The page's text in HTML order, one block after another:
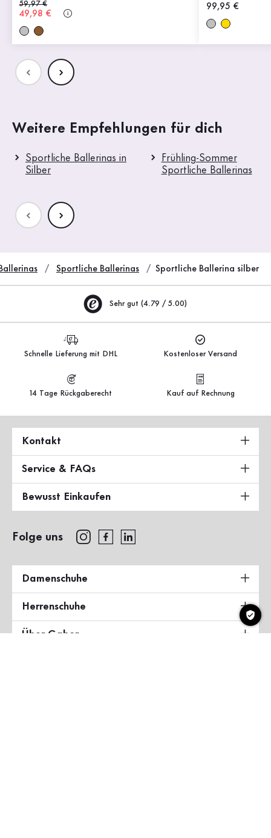
Alter Preis
59,97 €
Neuer Preis
49,98 €
Neuer Preis
99,95 €
Weitere Empfehlungen für dich
Sportliche Ballerinas in
Silber
Frühling-Sommer
Sportliche Ballerinas
Sportliche Ballerinas Sportliche Ballerina silber
Sehr gut (4.79 / 5.00)
Schnelle Lieferung mit DHL Kostenloser Versand
14 Tage Rückgaberecht Kauf auf Rechnung
Kontakt
Service & FAQs
Bewusst Einkaufen
Folge uns
Damenschuhe
Herrenschuhe
Über Gabor